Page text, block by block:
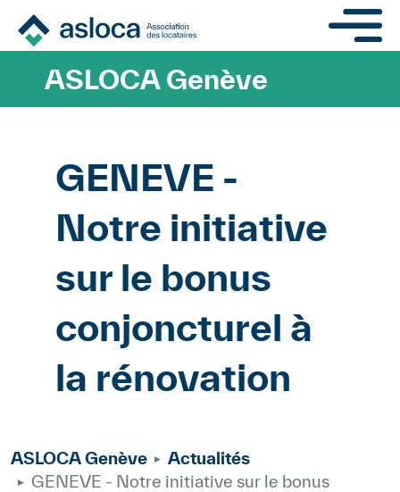
Aller au contenu
ASLOCA Genève
GENEVE -
Notre initiative
sur le bonus
conjoncturel à
la rénovation
ASLOCA Genève
Actualités
GENEVE - Notre initiative sur le bonus